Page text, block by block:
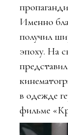
Именно
получил
эпоху. На
в одежде
фильме